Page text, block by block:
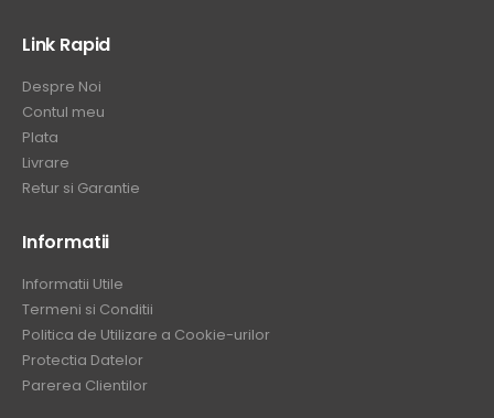
Link Rapid
Despre Noi
Contul meu
Plata
Livrare
Retur si Garantie
Informatii
Informatii Utile
Termeni si Conditii
Politica de Utilizare a Cookie-urilor
Protectia Datelor
Parerea Clientilor